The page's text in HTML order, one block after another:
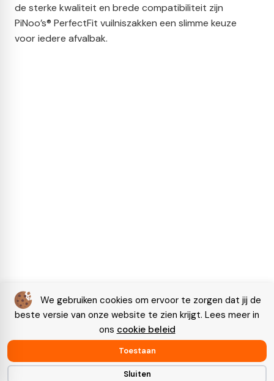
We gebruiken cookies om ervoor te zorgen dat jij de
beste versie van onze website te zien krijgt. Lees meer in
ons cookie beleid
Toestaan
Sluiten
de sterke kwaliteit en brede compatibiliteit zijn
PiNoo’s® PerfectFit vuilniszakken een slimme keuze
voor iedere afvalbak.